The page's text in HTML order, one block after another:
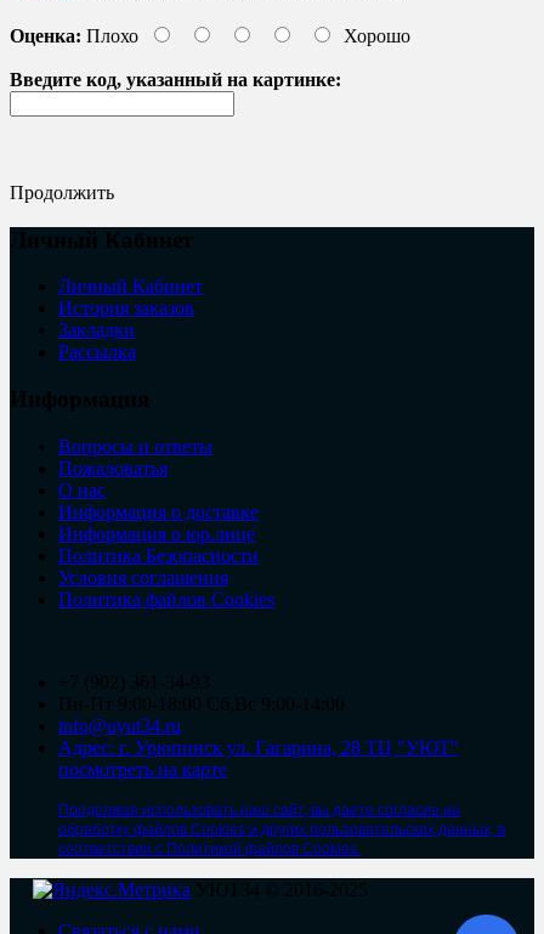
Оценка: Плохо Хорошо
Введите код, указанный на картинке:
Продолжить
Личный Кабинет
История заказов
Закладки
Рассылка
Вопросы и ответы
Пожаловатья
О нас
Информация о доставке
Информация о юр.лице
Политика Безопасности
Условия соглашения
Политика файлов Cookies
info@uyut34.ru
Адрес: г. Урюпинск ул. Гагарина, 28 ТЦ "УЮТ"
посмотреть на карте
Продолжая использовать наш сайт, вы даете согласие на
обработку файлов Cookies и других пользовательских данных, в
соответствии с Политикой файлов Cookies.